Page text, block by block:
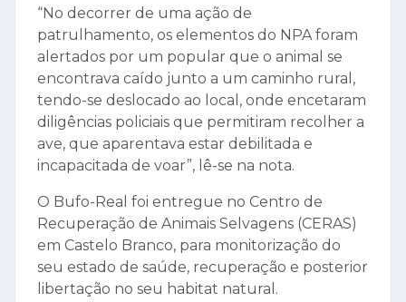
“No decorrer de uma ação de
patrulhamento, os elementos do NPA foram
alertados por um popular que o animal se
encontrava caído junto a um caminho rural,
tendo-se deslocado ao local, onde encetaram
diligências policiais que permitiram recolher a
ave, que aparentava estar debilitada e
incapacitada de voar”, lê-se na nota.
O Bufo-Real foi entregue no Centro de
Recuperação de Animais Selvagens (CERAS)
em Castelo Branco, para monitorização do
seu estado de saúde, recuperação e posterior
libertação no seu habitat natural.